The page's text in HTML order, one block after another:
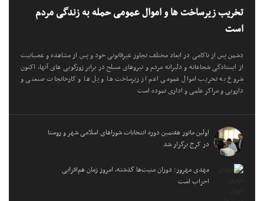
تخریب زیرساخت ها و اموال عمومی حمله به زندگی مردم
است
دشمن پس از ناکامی در ابعاد مختلف تجاوز غیرقانونی خود و پس از مشاهده و عصبانیت
از ایستادگی شجاعانه و دلیرانه مردم و نیروهای مسلح در برابر زورگویی های آنها، اکنون
شروع به تخریب اموال عمومی اعم از زیرساخت ها و پل ها و کارخانجات صنعتی و
دارویی و مراکز علمی و اداری نموده است
اولین مانور هفتمین دوره انتخابات شوراهای اسلامی شهر و روستا
در کرج برگزار شد
مهدی مهرور: دوران منیت‌ها گذشته، امروز زمان هم‌افزایی
احزاب است